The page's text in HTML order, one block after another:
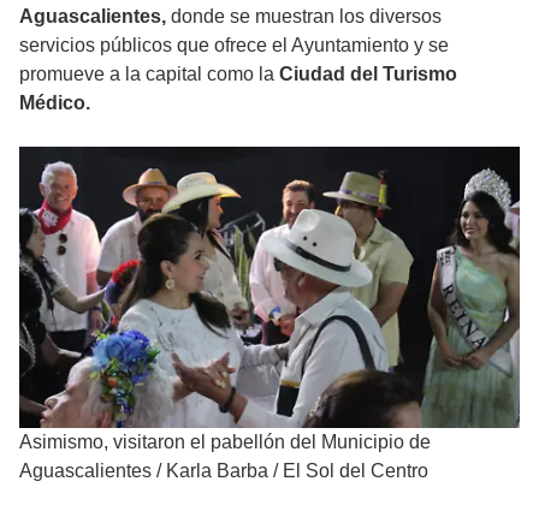
Aguascalientes, donde se muestran los diversos
servicios públicos que ofrece el Ayuntamiento y se
promueve a la capital como la Ciudad del Turismo
Médico.
Asimismo, visitaron el pabellón del Municipio de
Aguascalientes / Karla Barba / El Sol del Centro